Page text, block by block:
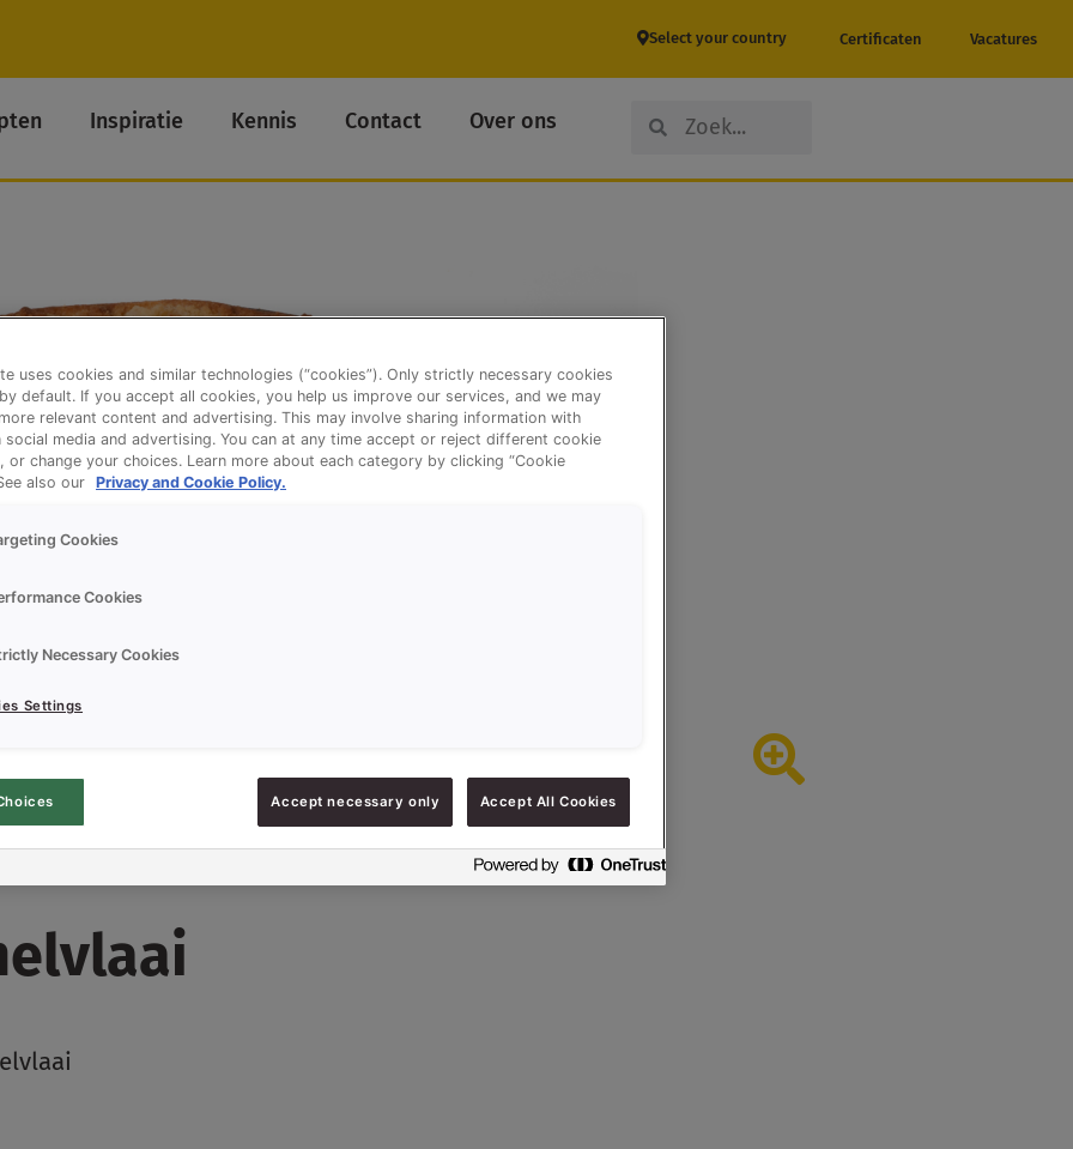
Select your country Certificaten Vacatures
Inspiratie Kennis Contact Over ons SearchSearch
uses cookies and similar technologies (“cookies”). Only strictly necessary cookies
default. If you accept all cookies, you help us improve our services, and we may
relevant content and advertising. This may involve sharing information with
social media and advertising. You can at any time accept or reject different cookie
or change your choices. Learn more about each category by clicking “Cookie
also our Privacy and Cookie Policy.
Cookies
Cookies
Necessary Cookies
Settings
Accept necessary only Accept All Cookies